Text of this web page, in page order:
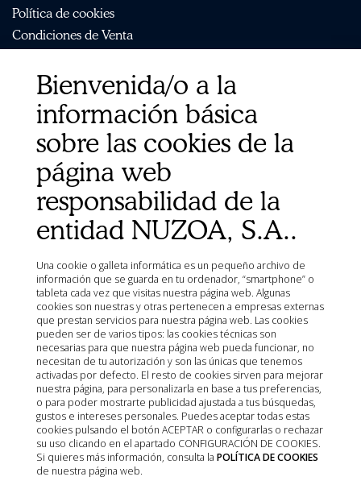
Política de cookies
Condiciones de Venta
Mapa del sitio
Organismos
Ambiente (MAPA)
Sanitarios (AEMPS)
veterinarios CIMAVET
Bienvenida/o a la
información básica
sobre las cookies de la
página web
responsabilidad de la
entidad NUZOA, S.A..
Una cookie o galleta informática es un pequeño archivo de
información que se guarda en tu ordenador, “smartphone” o
tableta cada vez que visitas nuestra página web. Algunas
cookies son nuestras y otras pertenecen a empresas externas
que prestan servicios para nuestra página web. Las cookies
pueden ser de varios tipos: las cookies técnicas son
necesarias para que nuestra página web pueda funcionar, no
necesitan de tu autorización y son las únicas que tenemos
activadas por defecto. El resto de cookies sirven para mejorar
nuestra página, para personalizarla en base a tus preferencias,
o para poder mostrarte publicidad ajustada a tus búsquedas,
gustos e intereses personales. Puedes aceptar todas estas
cookies pulsando el botón ACEPTAR o configurarlas o rechazar
su uso clicando en el apartado CONFIGURACIÓN DE COOKIES.
Si quieres más información, consulta la POLÍTICA DE COOKIES
de nuestra página web.